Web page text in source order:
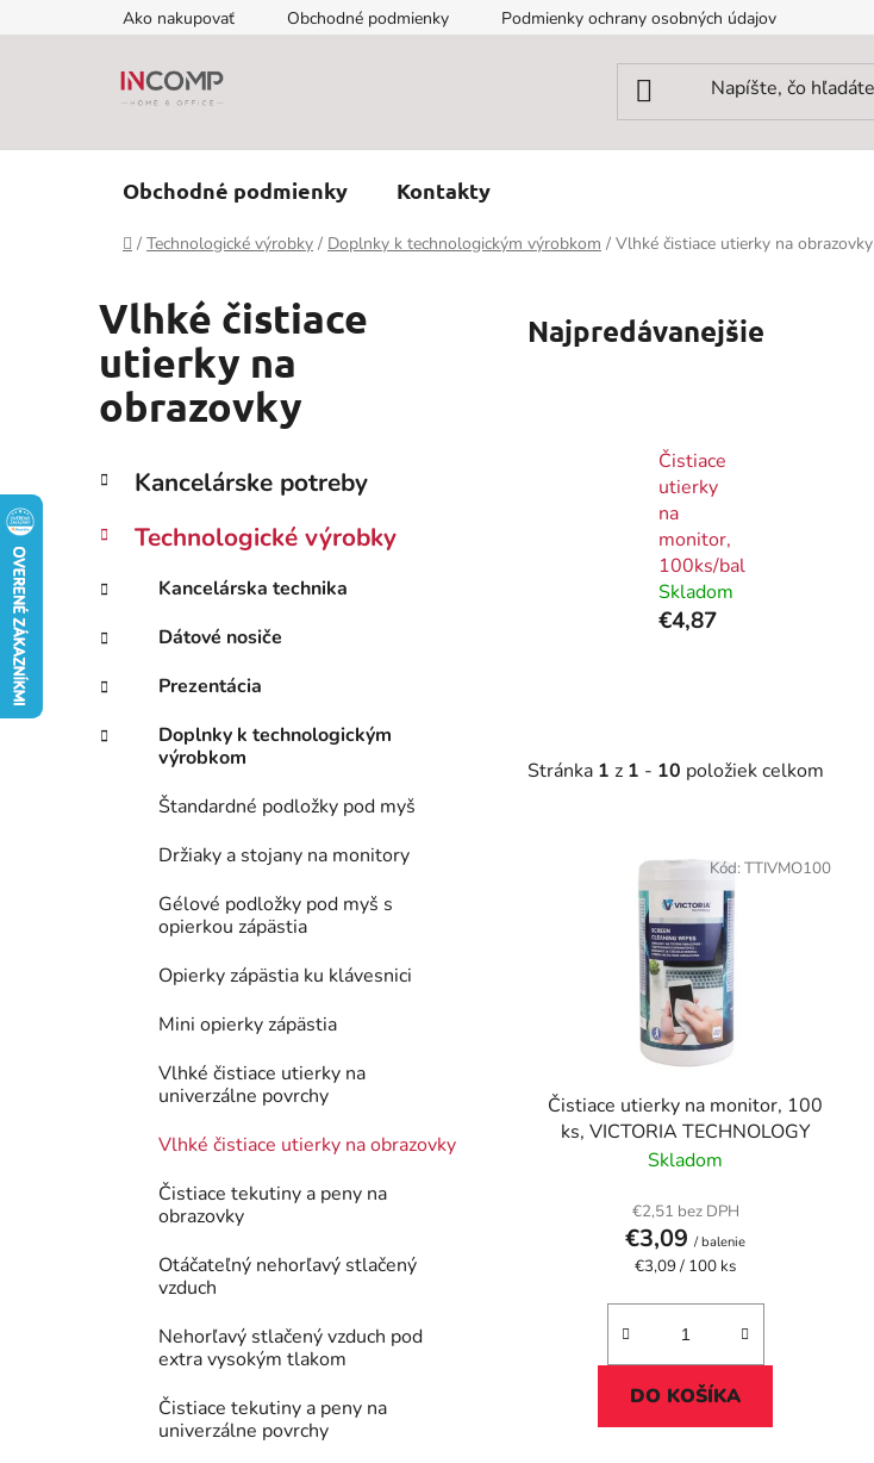
na
Ako nakupovať Obchodné podmienky Podmienky ochrany osobných údajov
Obchodné podmienky Kontakty
Domov
/ Technologické výrobky / Doplnky k technologickým výrobkom / Vlhké čistiace utierky na obrazovky
Vlhké čistiace
utierky na
obrazovky
B
č
ý
p
a
n
l
Preskočiť
kategórie
K
a
e
ó
i
e
Kancelárske potreby
Technologické výrobky
Kancelárska technika
Dátové nosiče
Prezentácia
Doplnky k technologickým
výrobkom
Štandardné podložky pod myš
Držiaky a stojany na monitory
Gélové podložky pod myš s
opierkou zápästia
Opierky zápästia ku klávesnici
Mini opierky zápästia
Vlhké čistiace utierky na
univerzálne povrchy
Vlhké čistiace utierky na obrazovky
Čistiace tekutiny a peny na
obrazovky
Otáčateľný nehorľavý stlačený
vzduch
Nehorľavý stlačený vzduch pod
extra vysokým tlakom
Čistiace tekutiny a peny na
univerzálne povrchy
Najpredávanejšie
Čistiace
utierky
na
monitor,
100ks/bal
Skladom
€4,87
Stránka 1 z 1 - 10 položiek celkom
Čistiace utierky na monitor, 100
ks, VICTORIA TECHNOLOGY
Skladom
€2,51 bez DPH
€3,09/ balenie
Jednotková
€3,09 / 100 ks
DO KOŠÍKA
Kód: TTIVMO100